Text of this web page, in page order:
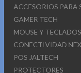
ACCESORIOS PARA
GAMER TECH
MOUSE Y TECLADOS
CONECTIVIDAD
POS JALTECH
PROTECTORES